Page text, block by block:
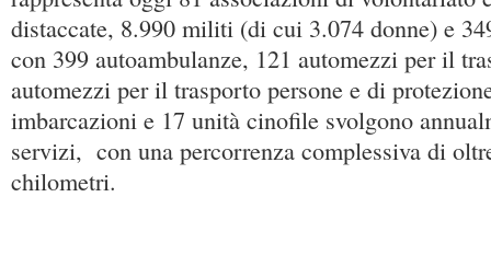
distaccate, 8.990 militi (di cui 3.074 donne) e
con 399 autoambulanze, 121 automezzi per il
automezzi per il trasporto persone e di
imbarcazioni e 17 unità cinofile svolgono
servizi, con una percorrenza complessiva di
chilometri.